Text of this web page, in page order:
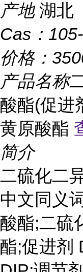
产地 湖北
Cas：
价格：
产品名称
酸酯(促进
黄原酸酯
简介
二硫化二
中文同义
酸酯;二硫
酯;促进剂